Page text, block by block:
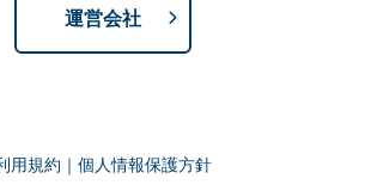
運営会社
用規約 ｜ 個人情報保護方針